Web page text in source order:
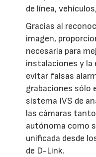
de línea,
Gracias al
imagen,
necesaria para
instalaciones y la
evitar falsas
grabaciones sólo
sistema IVS de
las cámaras
autónoma como
unificada desde
de D-Link.